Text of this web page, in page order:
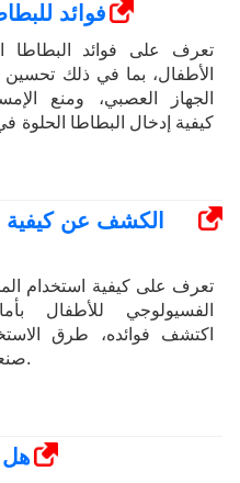
4 فوائد
تعرف على فوائد البطاطا
الأطفال، بما في ذلك تحسين
الجهاز العصبي، ومنع
كيفية إدخال البطاطا الحلوة
الكشف عن كيفية
تعرف على كيفية استخدام
الفسيولوجي للأطفال
اكتشف فوائده، طرق
صنعه في المنزل.
هل